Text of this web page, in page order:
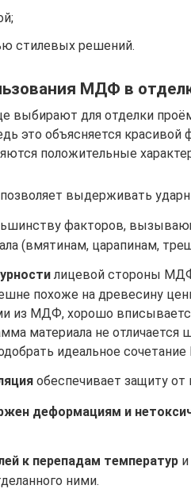
стилевых решений.
МДФ в
для отделки
это объясняется красивой
положительные
выдерживать
факторов,
(вмятинам, царапинам,
лицевой стороны
похоже на древесину
из МДФ, хорошо
материала не
идеальное
обеспечивает защиту
деформациям и
к перепадам температур
ними.